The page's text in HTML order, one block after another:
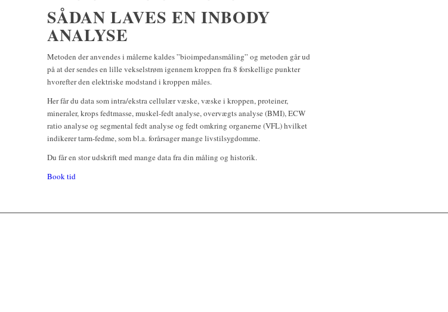
SÅDAN LAVES EN INBODY
ANALYSE
Metoden der anvendes i målerne kaldes ”bioimpedansmåling” og metoden går ud
på at der sendes en lille vekselstrøm igennem kroppen fra 8 forskellige punkter
hvorefter den elektriske modstand i kroppen måles.
Her får du data som intra/ekstra cellulær væske, væske i kroppen, proteiner,
mineraler, krops fedtmasse, muskel-fedt analyse, overvægts analyse (BMI), ECW
ratio analyse og segmental fedt analyse og fedt omkring organerne (VFL) hvilket
indikerer tarm-fedme, som bl.a. forårsager mange livstilsygdomme.
Du får en stor udskrift med mange data fra din måling og historik.
Book tid